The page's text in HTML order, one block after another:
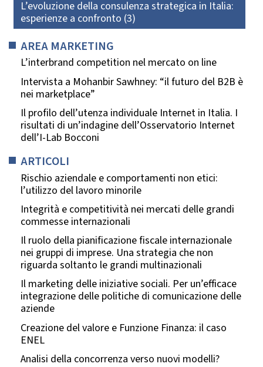
L’evoluzione della consulenza strategica in Italia:
esperienze a confronto (3)
AREA MARKETING
L’interbrand competition nel mercato on line
Intervista a Mohanbir Sawhney: “il futuro del B2B è
nei marketplace”
Il profilo dell’utenza individuale Internet in Italia. I
risultati di un’indagine dell’Osservatorio Internet
dell’I-Lab Bocconi
ARTICOLI
Rischio aziendale e comportamenti non etici:
l’utilizzo del lavoro minorile
Integrità e competitività nei mercati delle grandi
commesse internazionali
Il ruolo della pianificazione fiscale internazionale
nei gruppi di imprese. Una strategia che non
riguarda soltanto le grandi multinazionali
Il marketing delle iniziative sociali. Per un’efficace
integrazione delle politiche di comunicazione delle
aziende
Creazione del valore e Funzione Finanza: il caso
ENEL
Analisi della concorrenza verso nuovi modelli?